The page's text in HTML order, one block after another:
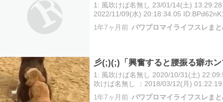
1: 風吹けば名無し 23/01/14(土)
2022/11/09(水) 20:18:34.05
やってたが2年前に大手にヘッドショッ
増…
1年7ヶ月前 パワプロマイライフスレま
彡(;)(;)「興奮すると腰振る癖ホ
1: 風吹けば名無し 2020/10/31(土)
吹けば名無し ：2018/03/12(月)
リアルに外でも小さく腰振ってしまう
1年7ヶ月前 パワプロマイライフスレま